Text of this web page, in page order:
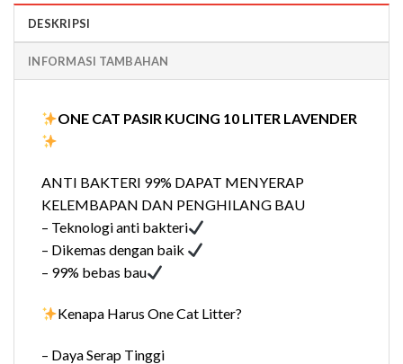
DESKRIPSI
INFORMASI TAMBAHAN
ONE CAT PASIR KUCING 10 LITER LAVENDER
ANTI BAKTERI 99% DAPAT MENYERAP
KELEMBAPAN DAN PENGHILANG BAU
– Teknologi anti bakteri
– Dikemas dengan baik
– 99% bebas bau
Kenapa Harus One Cat Litter?
– Daya Serap Tinggi